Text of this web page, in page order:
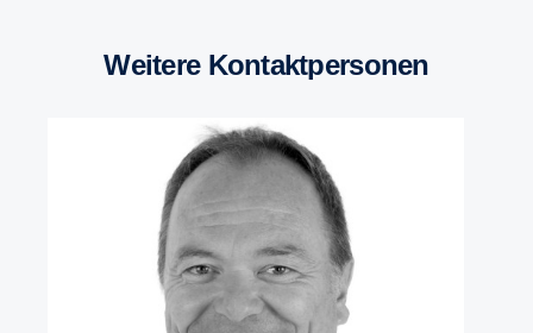
Weitere Kontaktpersonen